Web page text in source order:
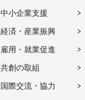
中小企業支援
経済・産業振興
雇用・就業促進
共創の取組
国際交流・協力